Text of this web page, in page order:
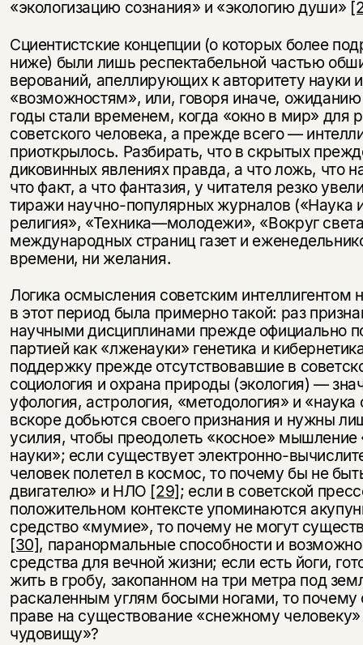
«экологизацию сознания» и «экологию души»
Сциентистские концепции (о которых более
ниже) были лишь респектабельной частью
верований, апеллирующих к авторитету науки
«возможностям», или, говоря иначе,
годы стали временем, когда «окно в мир» для
советского человека, а прежде всего —
приоткрылось. Разбирать, что в скрытых
диковинных явлениях правда, а что ложь, что
что факт, а что фантазия, у читателя резко
тиражи научно-популярных журналов («Наука
религия», «Техника—молодежи», «Вокруг
международных страниц газет и
времени, ни желания.
Логика осмысления советским интеллигентом
в этот период была примерно такой: раз
научными дисциплинами прежде официально
партией как «лженауки» генетика и
поддержку прежде отсутствовавшие в
социология и охрана природы (экология) —
уфология, астрология, «методология» и
вскоре добьются своего признания и нужны
усилия, чтобы преодолеть «косное» мышление
науки»; если существует электронно-
человек полетел в космос, то почему бы не
двигателю» и НЛО [29]; если в советской
положительном контексте упоминаются
средство «мумие», то почему не могут
[30], паранормальные способности и
средства для вечной жизни; если есть йоги,
жить в гробу, закопанном на три метра под
раскаленным углям босыми ногами, то почему
праве на существование «снежному
чудовищу»?